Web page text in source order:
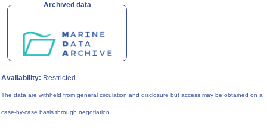
Archived data
Availability: Restricted
The data are withheld from general circulation and disclosure but access may be obtained on a
case-by-case basis through negotiation